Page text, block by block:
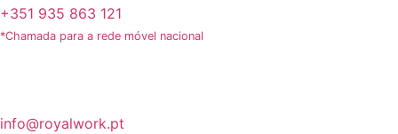
+351 935 863 121
*Chamada para a rede móvel nacional
info@royalwork.pt